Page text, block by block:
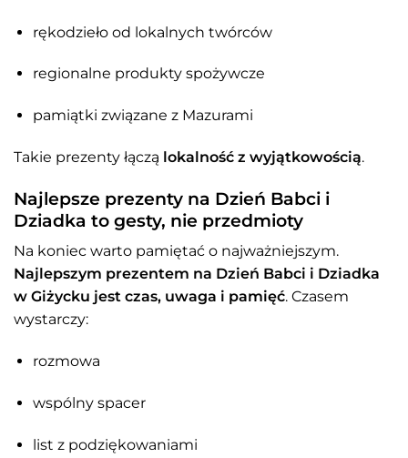
rękodzieło od lokalnych twórców
regionalne produkty spożywcze
pamiątki związane z Mazurami
Takie prezenty łączą lokalność z wyjątkowością.
Najlepsze prezenty na Dzień Babci i
Dziadka to gesty, nie przedmioty
Na koniec warto pamiętać o najważniejszym.
Najlepszym prezentem na Dzień Babci i Dziadka
w Giżycku jest czas, uwaga i pamięć. Czasem
wystarczy:
rozmowa
wspólny spacer
list z podziękowaniami